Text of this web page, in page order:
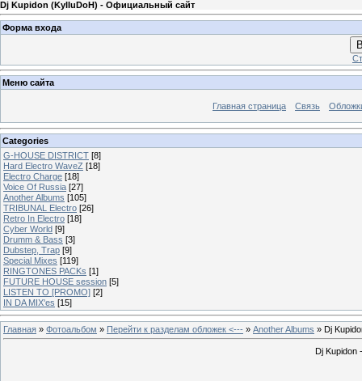
Dj Kupidon (KyIIuDoH) - Официальный сайт
Форма входа
Меню сайта
Главная страница Связь
Categories
G-HOUSE DISTRICT [8]
Hard Electro WaveZ [18]
Electro Charge [18]
Voice Of Russia [27]
Another Albums [105]
TRIBUNAL Electro [26]
Retro In Electro [18]
Cyber World [9]
Drumm & Bass [3]
Dubstep, Trap [9]
Special Mixes [119]
RINGTONES PACKs [1]
FUTURE HOUSE session [5]
LISTEN TO [PROMO] [2]
IN DA MIX'es [15]
Главная » Фотоальбом » Перейти к разделам обложек <--- » Another Albums » Dj
Dj Kupidon